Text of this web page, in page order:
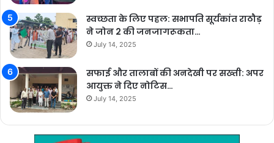
स्वच्छता के लिए पहल: सभापति सूर्यकांत राठौड़
ने जोन 2 की जनजागरूकता…
July 14, 2025
सफाई और तालाबों की अनदेखी पर सख्ती: अपर
आयुक्त ने दिए नोटिस…
July 14, 2025